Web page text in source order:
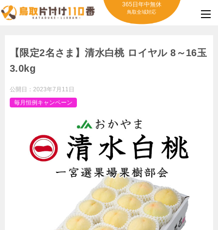
365日年中無休
鳥取全域対応
【限定2名さま】清水白桃 ロイヤル 8～16玉
3.0kg
公開日： 2023年7月11日
毎月恒例キャンペーン